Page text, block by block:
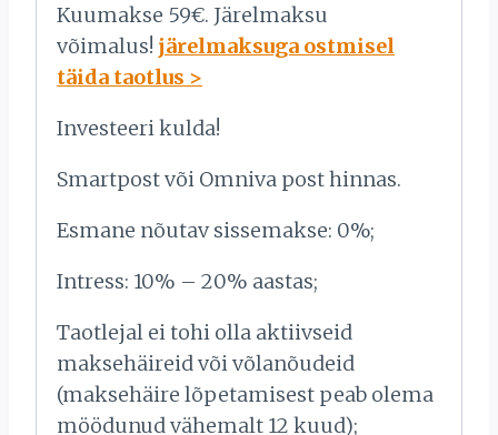
Kuumakse 59€. Järelmaksu
võimalus! järelmaksuga ostmisel
täida taotlus >
Investeeri kulda!
Smartpost või Omniva post hinnas.
Esmane nõutav sissemakse: 0%;
Intress: 10% – 20% aastas;
Taotlejal ei tohi olla aktiivseid
maksehäireid või võlanõudeid
(maksehäire lõpetamisest peab olema
möödunud vähemalt 12 kuud);